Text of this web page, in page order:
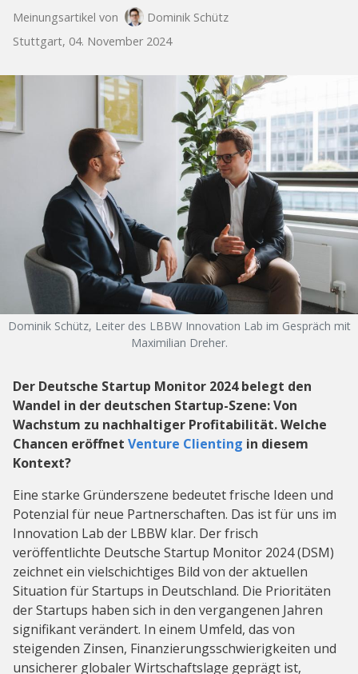
Meinungsartikel von
Dominik Schütz
Stuttgart, 04. November 2024
Dominik Schütz, Leiter des LBBW Innovation Lab im Gespräch mit
Maximilian Dreher.
Der Deutsche Startup Monitor 2024 belegt den
Wandel in der deutschen Startup-Szene: Von
Wachstum zu nachhaltiger Profitabilität. Welche
Chancen eröffnet Venture Clienting in diesem
Kontext?
Eine starke Gründerszene bedeutet frische Ideen und
Potenzial für neue Partnerschaften. Das ist für uns im
Innovation Lab der LBBW klar. Der frisch
veröffentlichte Deutsche Startup Monitor 2024 (DSM)
zeichnet ein vielschichtiges Bild von der aktuellen
Situation für Startups in Deutschland. Die Prioritäten
der Startups haben sich in den vergangenen Jahren
signifikant verändert. In einem Umfeld, das von
steigenden Zinsen, Finanzierungsschwierigkeiten und
unsicherer globaler Wirtschaftslage geprägt ist,